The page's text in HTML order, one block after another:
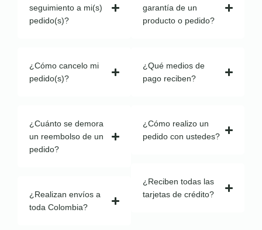
seguimiento a mi(s)
pedido(s)?
¿Cómo cancelo mi
pedido(s)?
¿Cuánto se demora
un reembolso de un
pedido?
¿Realizan envíos a
toda Colombia?
garantía de un
producto o pedido?
¿Qué medios de
pago reciben?
¿Cómo realizo un
pedido con ustedes?
¿Reciben todas las
tarjetas de crédito?